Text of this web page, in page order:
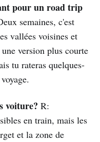
pour un road trip
semaines, c'est
vallées voisines et
version plus courte
tu rateras quelques-
voiture? R:
en train, mais les
et la zone de